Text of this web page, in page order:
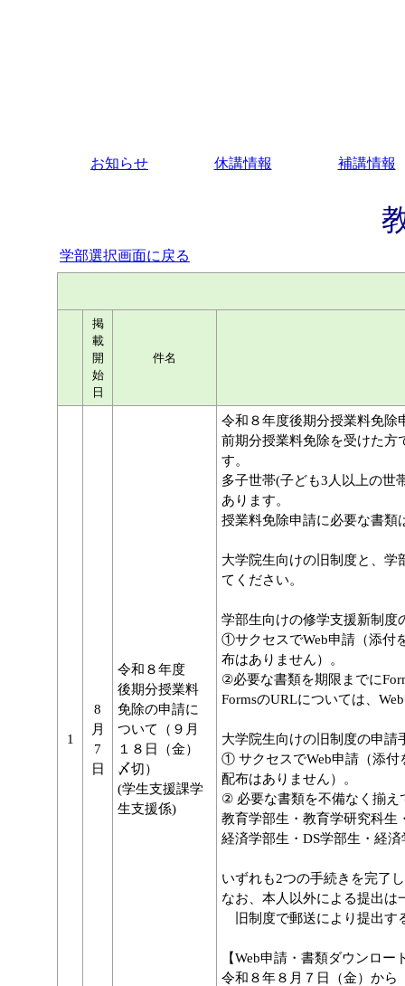
お知らせ 休講情報 補講情報
学部選択画面に戻る
掲
載
開
始
日
件名
1
8
月
7
日
令和８年度
後期分授業料
免除の申請に
ついて（９月
１８日（金）
〆切）
(学生支援課学
生支援係)
令和８年度後期分授業料免除
前期分授業料免除を受けた方
す。
多子世帯(子ども3人以上の世
あります。
授業料免除申請に必要な書類
大学院生向けの旧制度と、学
てください。
学部生向けの修学支援新制度
①サクセスでWeb申請（添付
布はありません）。
②必要な書類を期限までに
FormsのURLについては、
大学院生向けの旧制度の申請
① サクセスでWeb申請（添付
配布はありません）。
② 必要な書類を不備なく揃え
教育学部生・教育学研究科生
経済学部生・DS学部生・経
いずれも2つの手続きを完了
なお、本人以外による提出は
旧制度で郵送により提出す
【Web申請・書類ダウンロー
令和８年８月７日（金）から